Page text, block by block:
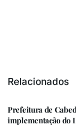
Relacionados
Prefeitura de
implementação do